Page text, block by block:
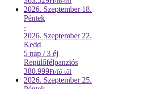
2026. Szeptember 18.
Péntek
-
2026. Szeptember 22.
Kedd
5 nap / 3 éj
Repülőfélpanziós
380.999Ft/fő-től
2026. Szeptember 25.